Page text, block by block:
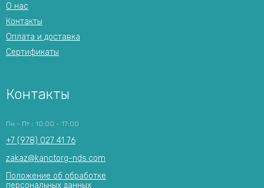
О нас
Контакты
Оплата и доставка
Сертификаты
Контакты
Пн - Пт : 10:00 - 17:00
+7 (978) 027 41 76
zakaz@kanctorg-nds.com
Положение об обработке
персональных данных